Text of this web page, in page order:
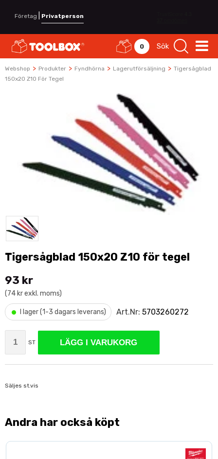
Företag Privatperson
0 Sök
Webshop > Produkter > Fyndhörna > Lagerutförsäljning > Tigersågblad
150x20 Z10 För Tegel
Tigersågblad 150x20 Z10 för tegel
93 kr
(74 kr exkl. moms)
• I lager (1-3 dagars leverans) Art.Nr: 5703260272
ST LÄGG I VARUKORG
Säljes st.vis
Andra har också köpt